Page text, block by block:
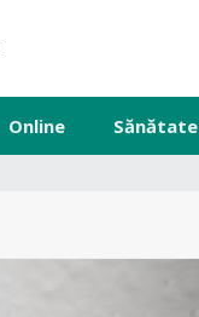
Online Sănătate